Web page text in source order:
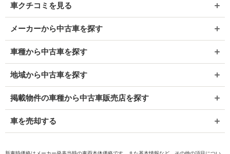
車クチコミを見る
メーカーから中古車を探す
車種から中古車を探す
地域から中古車を探す
掲載物件の車種から中古車販売店を探す
車を売却する